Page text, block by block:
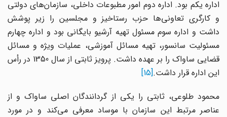
اداره یکم بود. اداره دوم امور مطبوعات داخلی، سازمان‌های دولتی
و کارگری تعاونی‌ها حزب رستاخیز و مجلسین را زیر پوشش
داشت و اداره سوم مسئول تهیه آرشیو بایگانی بود و اداره چهارم
مسئولیت سانسور، تهیه مسائل آموزشی، عملیات ویژه و مسائل
قضایی ساواک را بر عهده داشت. پرویز ثابتی از سال 1350 در رأس
این اداره قرار داشت.[15]
محمود طلوعی، ثابتی را یکی از گردانندگان اصلی ساواک و از
عناصر مرتبط این سازمان با موساد معرفی می‌کند و در مورد